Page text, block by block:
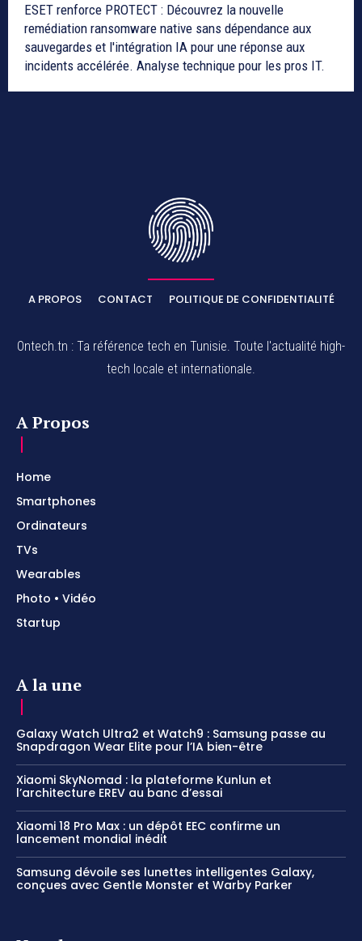
ESET renforce PROTECT : Découvrez la nouvelle
remédiation ransomware native sans dépendance aux
sauvegardes et l'intégration IA pour une réponse aux
incidents accélérée. Analyse technique pour les pros IT.
A PROPOS CONTACT POLITIQUE DE CONFIDENTIALITÉ
Ontech.tn : Ta référence tech en Tunisie. Toute l'actualité high-
tech locale et internationale.
A Propos
Home
Smartphones
Ordinateurs
TVs
Wearables
Photo • Vidéo
Startup
A la une
Galaxy Watch Ultra2 et Watch9 : Samsung passe au
Snapdragon Wear Elite pour l’IA bien-être
Xiaomi SkyNomad : la plateforme Kunlun et
l’architecture EREV au banc d’essai
Xiaomi 18 Pro Max : un dépôt EEC confirme un
lancement mondial inédit
Samsung dévoile ses lunettes intelligentes Galaxy,
conçues avec Gentle Monster et Warby Parker